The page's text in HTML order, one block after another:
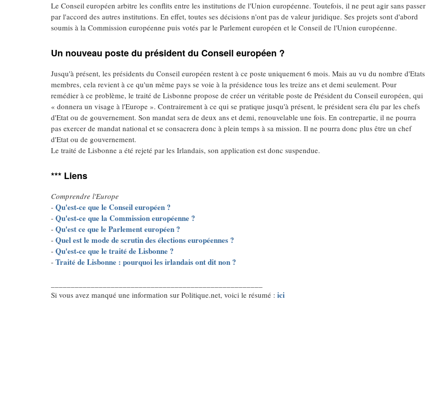
Le Conseil européen arbitre les conflits entre les institutions de l'Union européenne. Toutefois, il ne peut agir sans passer
par l'accord des autres institutions. En effet, toutes ses décisions n'ont pas de valeur juridique. Ses projets sont d'abord
soumis à la Commission européenne puis votés par le Parlement européen et le Conseil de l'Union européenne.
Un nouveau poste du président du Conseil européen ?
Jusqu'à présent, les présidents du Conseil européen restent à ce poste uniquement 6 mois. Mais au vu du nombre d'Etats
membres, cela revient à ce qu'un même pays se voie à la présidence tous les treize ans et demi seulement. Pour
remédier à ce problème, le traité de Lisbonne propose de créer un véritable poste de Président du Conseil européen, qui
« donnera un visage à l'Europe ». Contrairement à ce qui se pratique jusqu'à présent, le président sera élu par les chefs
d'Etat ou de gouvernement. Son mandat sera de deux ans et demi, renouvelable une fois. En contrepartie, il ne pourra
pas exercer de mandat national et se consacrera donc à plein temps à sa mission. Il ne pourra donc plus être un chef
d'Etat ou de gouvernement.
Le traité de Lisbonne a été rejeté par les Irlandais, son application est donc suspendue.
*** Liens
Comprendre l'Europe
- Qu'est-ce que le Conseil européen ?
- Qu'est-ce que la Commission européenne ?
- Qu'est ce que le Parlement européen ?
- Quel est le mode de scrutin des élections européennes ?
- Qu'est-ce que le traité de Lisbonne ?
- Traité de Lisbonne : pourquoi les irlandais ont dit non ?
Si vous avez manqué une information sur Politique.net, voici le résumé : ici